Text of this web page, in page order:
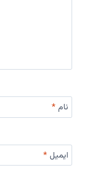
نام*
ایمیل*